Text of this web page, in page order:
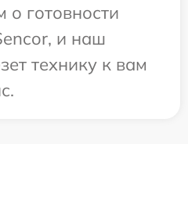
готовности
и наш
технику к вам